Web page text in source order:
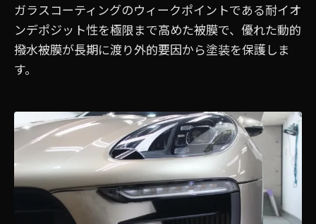
ガラスコーティングのウィークポイントである耐イオ
ンデポジット性を極限まで高めた被膜で、優れた動的
撥水被膜が長期に渡り外的要因から塗装を保護しま
す。